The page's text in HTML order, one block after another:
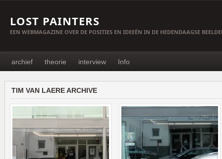
LOST PAINTERS
EEN WEBMAGAZINE OVER DE POSITIES EN IDEEËN IN DE HEDENDAAGSE
archief theorie interview Info
TIM VAN LAERE ARCHIVE